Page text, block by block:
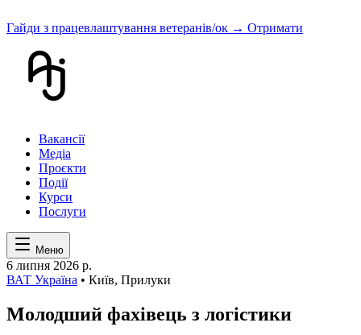
Гайди з працевлаштування ветеранів/ок → Отримати
Вакансії
Медіа
Проєкти
Події
Курси
Послуги
Меню
6 липня 2026 р.
ВАТ Україна • Київ, Прилуки
Молодший фахівець з логістики